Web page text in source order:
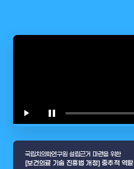
play_arrow pause
국립치의학연구원 설립근거 마련을 위한
[보건의료 기술 진흥법 개정] 중추적 역할